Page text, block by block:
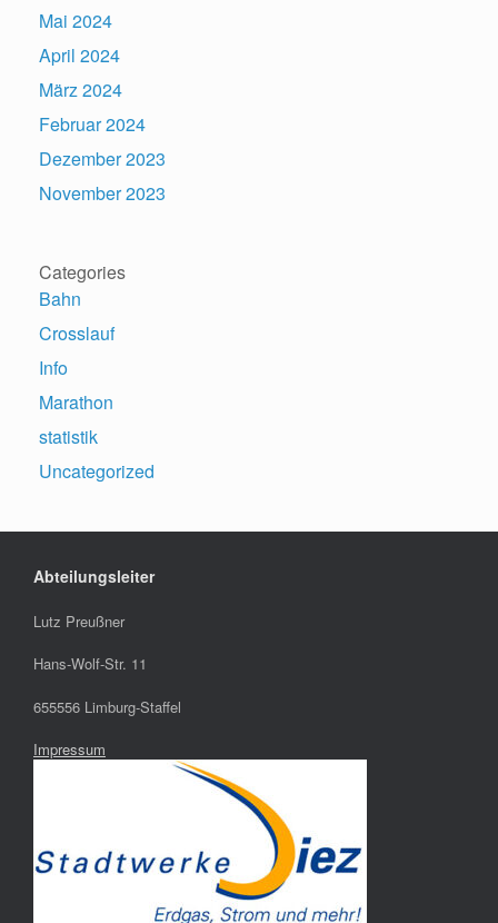
Mai 2024
April 2024
März 2024
Februar 2024
Dezember 2023
November 2023
Categories
Bahn
Crosslauf
Info
Marathon
statistik
Uncategorized
Abteilungsleiter
Lutz Preußner
Hans-Wolf-Str. 11
655556 Limburg-Staffel
Impressum